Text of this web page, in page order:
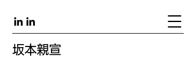
坂本親宣